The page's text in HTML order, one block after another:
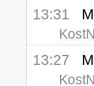
13:31
13:27